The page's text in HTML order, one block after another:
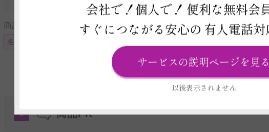
商品に付帯可能なサービス
名札またはメッセージカード
1 商品PR
会社で！個人で！ 便利な無料会
すぐにつながる安心の 有人電話
サービスの説明ページを見る
以後表示されません